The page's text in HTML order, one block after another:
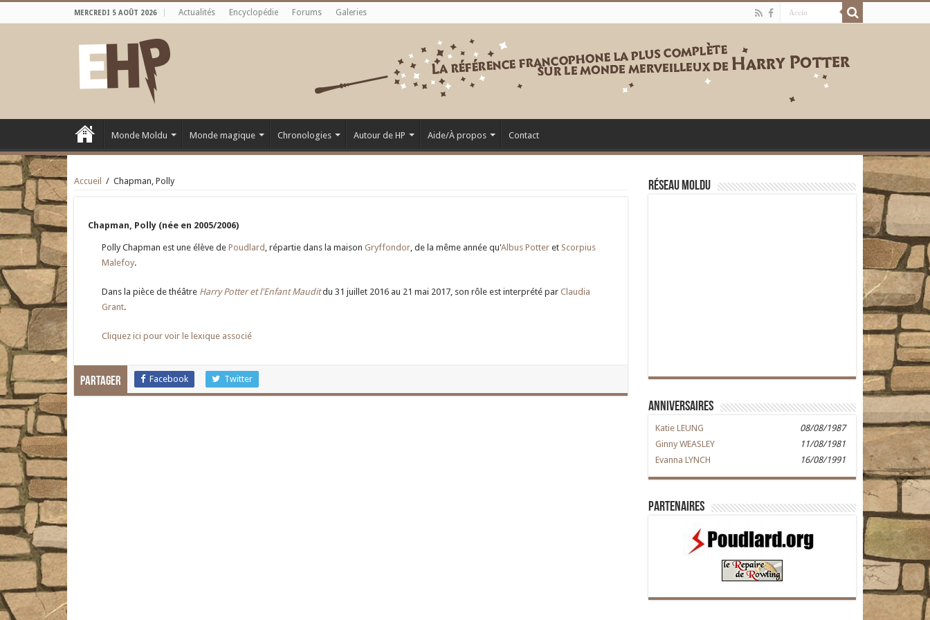
MERCREDI 5 AOÛT 2026 Actualités Encyclopédie Forums Galeries
Monde Moldu Monde magique Chronologies Autour de HP Aide/À propos Contact
Accueil / Chapman, Polly
Chapman, Polly (née en 2005/2006)
Polly Chapman est une élève de Poudlard , répartie dans la maison Gryffondor, de la même année qu'Albus Potter et Scorpius
Malefoy.
Dans la pièce de théâtre Harry Potter et l'Enfant Mauditdu 31 juillet 2016 au 21 mai 2017, son rôle est interprété par Claudia
Grant.
Cliquez ici pour voir le lexique associé
Partager Facebook Twitter
Réseau moldu
Anniversaires
Katie LEUNG
08/08/1987
Ginny WEASLEY
11/08/1981
Evanna LYNCH
16/08/1991
Partenaires